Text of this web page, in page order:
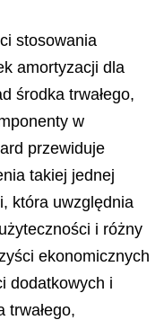
stosowania
amortyzacji dla
środka trwałego,
w
przewiduje
takiej jednej
która uwzględnia
i różny
ekonomicznych
dodatkowych i
trwałego,